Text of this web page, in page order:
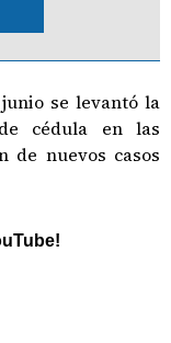
se levantó la
cédula en las
de nuevos casos